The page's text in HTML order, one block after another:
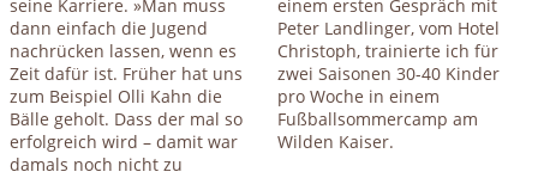
seine Karriere. »Man muss
dann einfach die Jugend
nachrücken lassen, wenn es
Zeit dafür ist. Früher hat uns
zum Beispiel Olli Kahn die
Bälle geholt. Dass der mal so
erfolgreich wird – damit war
damals noch nicht zu
einem ersten Gespräch mit
Peter Landlinger, vom Hotel
Christoph, trainierte ich für
zwei Saisonen 30-40 Kinder
pro Woche in einem
Fußballsommercamp am
Wilden Kaiser.